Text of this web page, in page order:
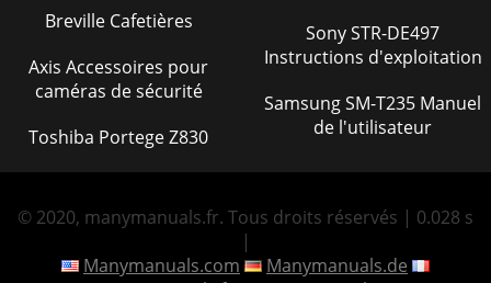
Breville Cafetières
Axis Accessoires pour
caméras de sécurité
Toshiba Portege Z830
Sony STR-DE497
Instructions d'exploitation
Samsung SM-T235 Manuel
de l'utilisateur
© 2020, manymanuals.fr. Tous droits réservés | 0.028 s
|
Manymanuals.com
Manymanuals.de